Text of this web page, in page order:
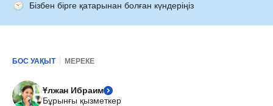
Бізбен бірге қатарынан болған күндеріңіз
БОС УАҚЫТ МЕРЕКЕ
Ұлжан Ибраим
Бұрынғы қызметкер